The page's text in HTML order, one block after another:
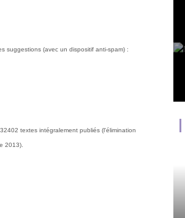
suggestions (avec un dispositif anti-spam) :
textes intégralement publiés (l'élimination
2013).